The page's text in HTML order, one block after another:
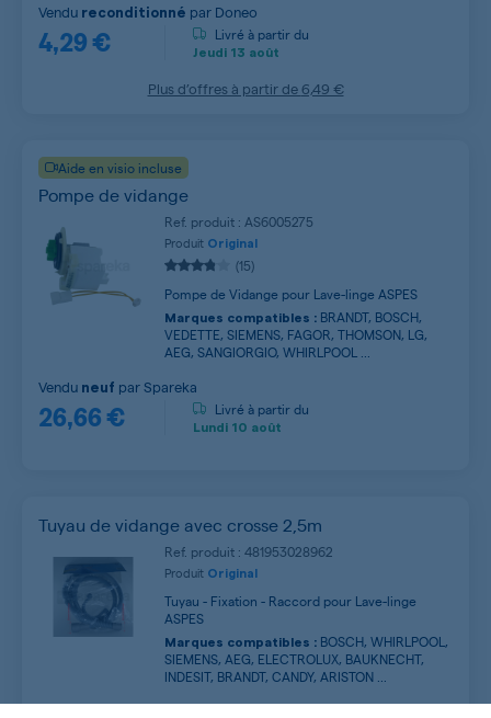
4,29 €
Vendu reconditionné par Doneo
Livré à partir du
Jeudi 13 août
Plus d’offres à partir de 6,49 €
Aide en visio incluse
Pompe de vidange
Ref. produit : AS6005275
Produit Original
(15)
Pompe de Vidange pour Lave-linge ASPES
Marques compatibles : BRANDT, BOSCH,
VEDETTE, SIEMENS, FAGOR, THOMSON, LG,
AEG, SANGIORGIO, WHIRLPOOL ...
26,66 €
Vendu neuf parSpareka
Livré à partir du
Lundi 10 août
Tuyau de vidange avec crosse 2,5m
Ref. produit : 481953028962
Produit Original
Tuyau - Fixation - Raccord pour Lave-linge
ASPES
Marques compatibles : BOSCH, WHIRLPOOL,
SIEMENS, AEG, ELECTROLUX, BAUKNECHT,
INDESIT, BRANDT, CANDY, ARISTON ...